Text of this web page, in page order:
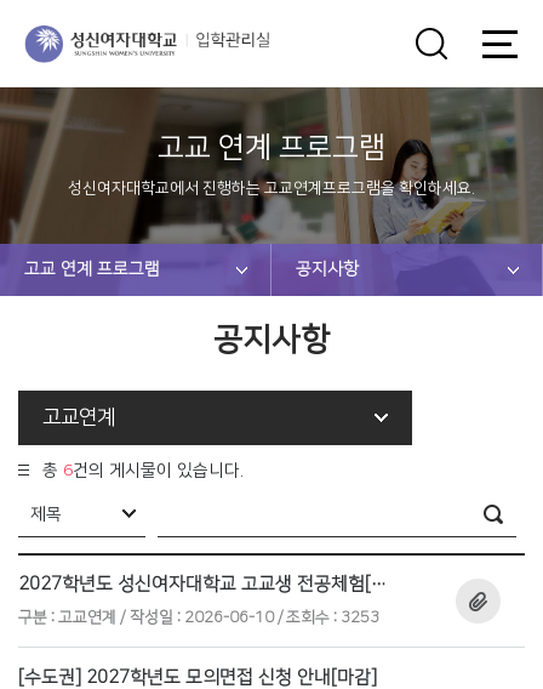
고교 연계 프로그램
성신여자대학교에서 진행하는 고교연계프로그램을 확인하세요.
고교 연계 프로그램 공지사항
공지사항
고교연계
총 6건의 게시물이 있습니다.
2027학년도 성신여자대학교 고교생 전공체험[마감]
구분 : 고교연계 작성일 : 2026-06-10 / 조회수 : 3253
[수도권] 2027학년도 모의면접 신청 안내[마감]